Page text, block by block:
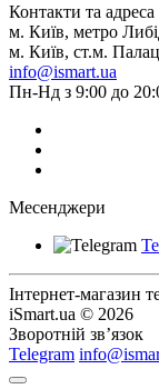
Контакти та адреса
м. Київ, метро
м. Київ, ст.м.
info@ismart.ua
Пн-Нд з 9:00 до
Месенджери
Інтернет-магазин
iSmart.ua © 2026
Зворотній зв’язок
Telegram